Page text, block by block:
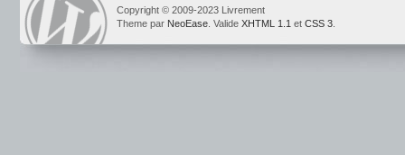
Copyright © 2009-2023 Livrement
Theme par NeoEase . Valide XHTML 1.1 et CSS 3